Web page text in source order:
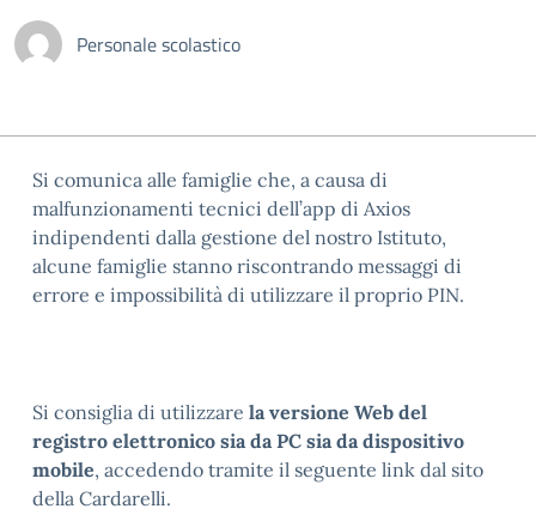
Personale scolastico
Si comunica alle famiglie che, a causa di
malfunzionamenti tecnici dell’app di Axios
indipendenti dalla gestione del nostro Istituto,
alcune famiglie stanno riscontrando messaggi di
errore e impossibilità di utilizzare il proprio PIN.
Si consiglia di utilizzare la versione Web del
registro elettronico sia da PC sia da dispositivo
mobile, accedendo tramite il seguente link dal sito
della Cardarelli.